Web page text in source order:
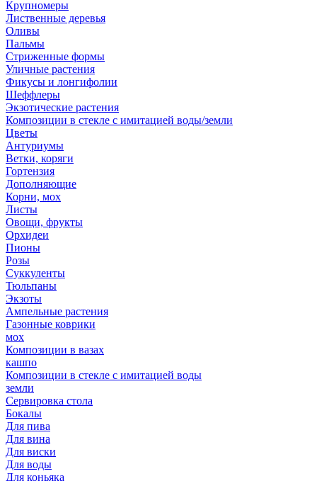
Крупномеры
Лиственные деревья
Оливы
Пальмы
Стриженные формы
Уличные растения
Фикусы и лонгифолии
Шеффлеры
Экзотические растения
Композиции в стекле с имитацией воды/земли
Цветы
Антуриумы
Ветки, коряги
Гортензия
Дополняющие
Корни, мох
Листы
Овощи, фрукты
Орхидеи
Пионы
Розы
Суккуленты
Тюльпаны
Экзоты
Ампельные растения
Газонные коврики
мох
Композиции в вазах
кашпо
Композиции в стекле с имитацией воды
земли
Сервировка стола
Бокалы
Для пива
Для вина
Для виски
Для воды
Для коньяка